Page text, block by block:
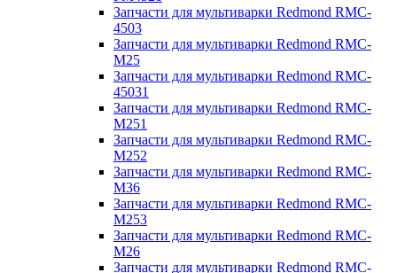
Запчасти для мультиварки Redmond RMC-
4503
Запчасти для мультиварки Redmond RMC-
M25
Запчасти для мультиварки Redmond RMC-
45031
Запчасти для мультиварки Redmond RMC-
M251
Запчасти для мультиварки Redmond RMC-
M252
Запчасти для мультиварки Redmond RMC-
M36
Запчасти для мультиварки Redmond RMC-
M253
Запчасти для мультиварки Redmond RMC-
M26
Запчасти для мультиварки Redmond RMC-